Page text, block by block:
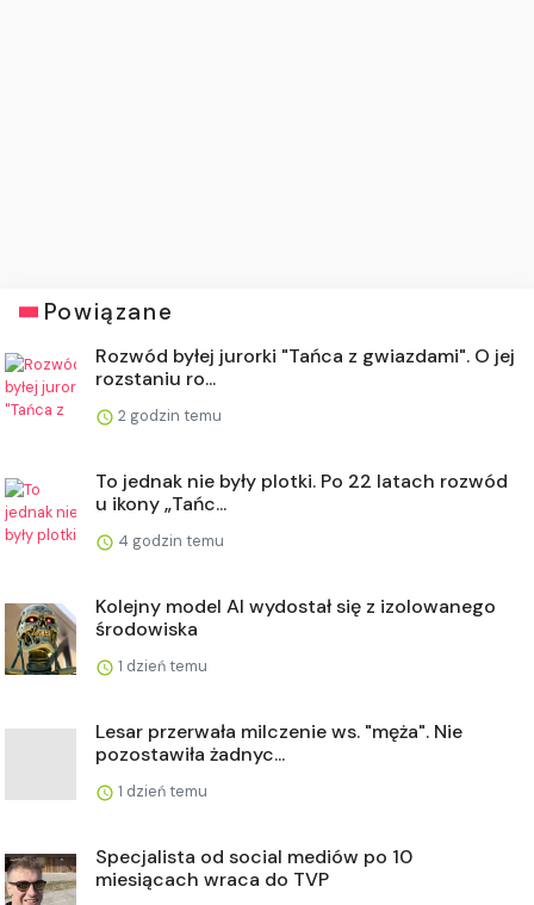
Powiązane
Rozwód byłej jurorki "Tańca z gwiazdami". O jej
rozstaniu ro...
2 godzin temu
To jednak nie były plotki. Po 22 latach rozwód
u ikony „Tańc...
4 godzin temu
Kolejny model AI wydostał się z izolowanego
środowiska
1 dzień temu
Lesar przerwała milczenie ws. "męża". Nie
pozostawiła żadnyc...
1 dzień temu
Specjalista od social mediów po 10
miesiącach wraca do TVP